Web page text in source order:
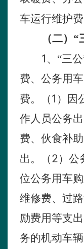
车运行维护
（二）“
1 、“三
费、公务用
费。（1 ）因
作人员公务
费、伙食补
出。（2）公
位公务用车
维修费、过
励费用等支
务的机动车